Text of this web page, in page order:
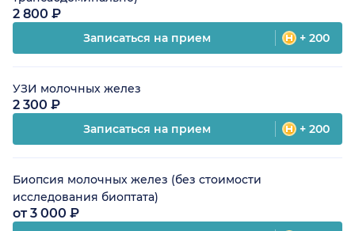
2 800 ₽
Записаться на прием + 200
УЗИ молочных желез
2 300 ₽
Записаться на прием + 200
Биопсия молочных желез (без стоимости
исследования биоптата)
от 3 000 ₽